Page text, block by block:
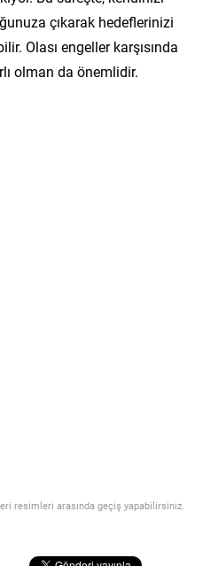
çıkarak hedeflerinizi
Olası engeller karşısında
olman da önemlidir.
resimleri arasında geçiş yapabilirsiniz.